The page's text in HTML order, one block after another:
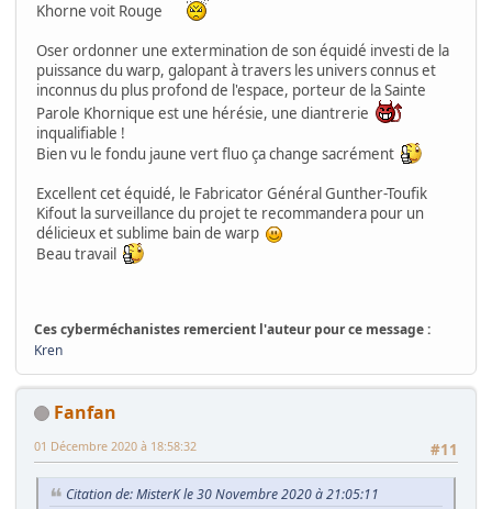
Khorne voit Rouge
Oser ordonner une extermination de son équidé investi de la
puissance du warp, galopant à travers les univers connus et
inconnus du plus profond de l'espace, porteur de la Sainte
Parole Khornique est une hérésie, une diantrerie
inqualifiable !
Bien vu le fondu jaune vert fluo ça change sacrément
Excellent cet équidé, le Fabricator Général Gunther-Toufik
Kifout la surveillance du projet te recommandera pour un
délicieux et sublime bain de warp
Beau travail
Ces cyberméchanistes remercient l'auteur pour ce message :
Kren
Fanfan
#11
01 Décembre 2020 à 18:58:32
Citation de: MisterK le 30 Novembre 2020 à 21:05:11